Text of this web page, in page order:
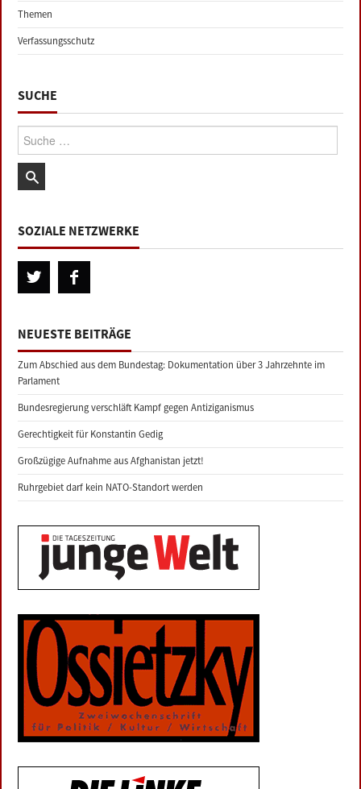
Themen
Verfassungsschutz
SUCHE
Suche:
SOZIALE NETZWERKE
NEUESTE BEITRÄGE
Zum Abschied aus dem Bundestag: Dokumentation über 3 Jahrzehnte im
Parlament
Bundesregierung verschläft Kampf gegen Antiziganismus
Gerechtigkeit für Konstantin Gedig
Großzügige Aufnahme aus Afghanistan jetzt!
Ruhrgebiet darf kein NATO-Standort werden